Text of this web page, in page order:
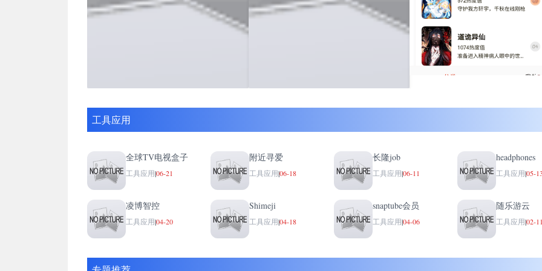
工具应用
全球TV电视盒子
工具应用|06-21
附近寻爱
工具应用|06-18
长隆job
工具应用|06-11
headphones
工具应用|05-
凌博智控
工具应用|04-20
Shimeji
工具应用|04-18
snaptube会员
工具应用|04-06
随乐游云
工具应用|02-